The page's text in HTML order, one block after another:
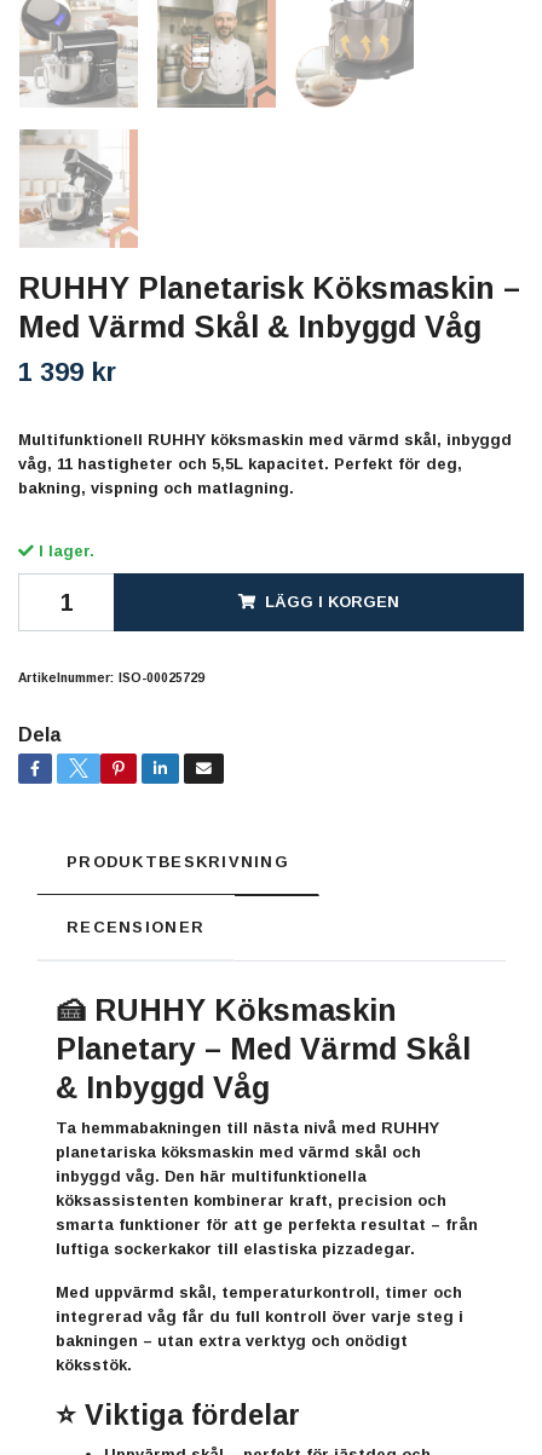
RUHHY Planetarisk Köksmaskin –
Med Värmd Skål & Inbyggd Våg
1 399 kr
Multifunktionell RUHHY köksmaskin med värmd skål, inbyggd
våg, 11 hastigheter och 5,5L kapacitet. Perfekt för deg,
bakning, vispning och matlagning.
I lager.
LÄGG I KORGEN
Artikelnummer: ISO-00025729
Dela
PRODUKTBESKRIVNING
RECENSIONER
🍰 RUHHY Köksmaskin
Planetary – Med Värmd Skål
& Inbyggd Våg
Ta hemmabakningen till nästa nivå med RUHHY
planetariska köksmaskin med värmd skål och
inbyggd våg. Den här multifunktionella
köksassistenten kombinerar kraft, precision och
smarta funktioner för att ge perfekta resultat – från
luftiga sockerkakor till elastiska pizzadegar.
Med uppvärmd skål, temperaturkontroll, timer och
integrerad våg får du full kontroll över varje steg i
bakningen – utan extra verktyg och onödigt
köksstök.
⭐ Viktiga fördelar